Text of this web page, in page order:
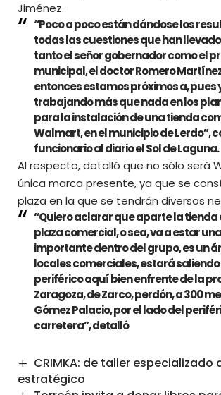
Jiménez.
“Poco a poco están dándose los
todas las cuestiones que han
tanto el señor gobernador como el
municipal, el doctor Romero
entonces estamos próximos a, pues
trabajando más que nada en los
para la instalación de una tienda
Walmart, en el municipio de Lerdo”,
funcionario al diario el Sol de Laguna.
Al respecto, detalló que no sólo será
única marca presente, ya que se
plaza en la que se tendrán diversos
“Quiero aclarar que aparte la tienda
plaza comercial, o sea, va a estar
importante dentro del grupo, es un
locales comerciales, estará
periférico aquí bien enfrente de la
Zaragoza, de Zarco, perdón, a 300
Gómez Palacio, por el lado del
carretera”, detalló
CRIMKA: de taller especializado
estratégico